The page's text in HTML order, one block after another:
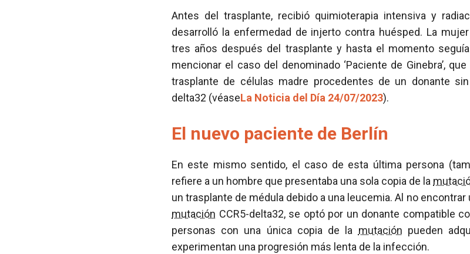
Antes del trasplante, recibió quimioterapia intensiva y
desarrolló la enfermedad de injerto contra huésped. La
tres años después del trasplante y hasta el momento
mencionar el caso del denominado ‘Paciente de Ginebra’,
trasplante de células madre procedentes de un donante
delta32 (véaseLa Noticia del Día 24/07/2023).
El nuevo paciente de Berlín
En este mismo sentido, el caso de esta última persona
refiere a un hombre que presentaba una sola copia de la
un trasplante de médula debido a una leucemia. Al no
mutación CCR5-delta32, se optó por un donante compatible
personas con una única copia de la mutación pueden
experimentan una progresión más lenta de la infección.